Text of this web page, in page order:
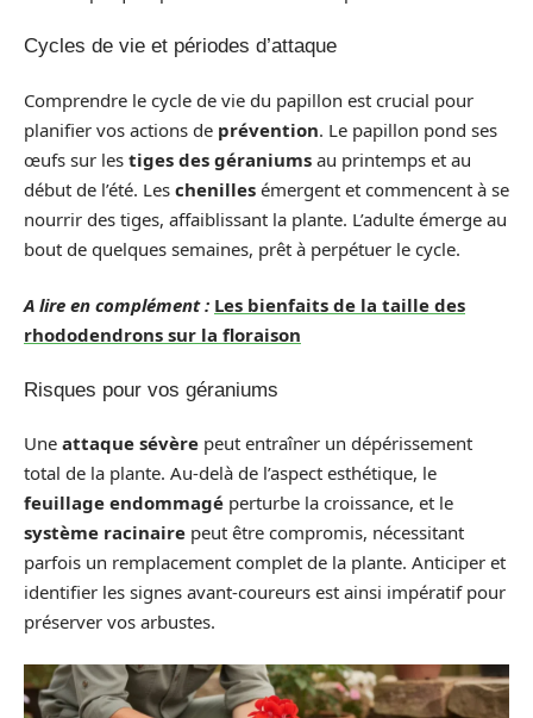
Cycles de vie et périodes d’attaque
Comprendre le cycle de vie du papillon est crucial pour
planifier vos actions de prévention. Le papillon pond ses
œufs sur les tiges des géraniums au printemps et au
début de l’été. Les chenilles émergent et commencent à se
nourrir des tiges, affaiblissant la plante. L’adulte émerge au
bout de quelques semaines, prêt à perpétuer le cycle.
A lire en complément : Les bienfaits de la taille des
rhododendrons sur la floraison
Risques pour vos géraniums
Une attaque sévère peut entraîner un dépérissement
total de la plante. Au-delà de l’aspect esthétique, le
feuillage endommagé perturbe la croissance, et le
système racinaire peut être compromis, nécessitant
parfois un remplacement complet de la plante. Anticiper et
identifier les signes avant-coureurs est ainsi impératif pour
préserver vos arbustes.